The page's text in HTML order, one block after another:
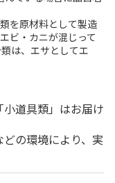
を原材料として製造
ビ・カニが混じって
は、エサとしてエ
道具類」はお届け
の環境により、実